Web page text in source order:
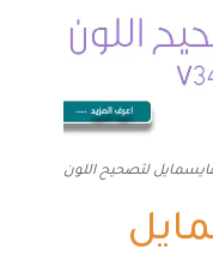
لتصحيح اللون